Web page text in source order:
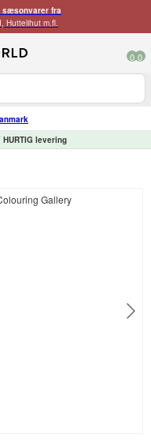
sæsonvarer fra
Huttelihut m.fl.
0 0
HURTIG levering